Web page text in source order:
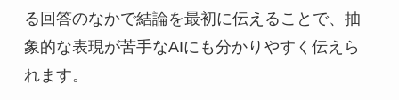
る回答のなかで結論を最初に伝えることで、抽
象的な表現が苦手なAIにも分かりやすく伝えら
れます。